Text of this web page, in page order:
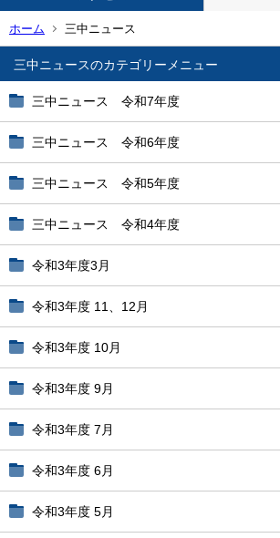
ホーム 三中ニュース
三中ニュース
三中ニュース 令和7年度
三中ニュース 令和6年度
三中ニュース 令和5年度
三中ニュース 令和4年度
令和3年度3月
令和3年度 11、12月
令和3年度 10月
令和3年度 9月
令和3年度 7月
令和3年度 6月
令和3年度 5月